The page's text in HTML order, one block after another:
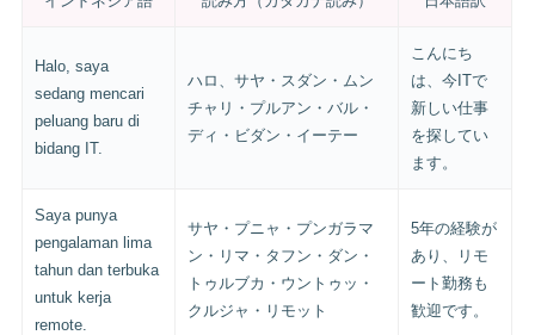
Halo, saya
sedang mencari
peluang baru di
bidang IT.
ハロ、サヤ・スダン・ムン
チャリ・プルアン・バル・
ディ・ビダン・イーテー
こんにち
は、今ITで
新しい仕事
を探してい
ます。
Saya punya
pengalaman lima
tahun dan terbuka
untuk kerja
remote.
サヤ・プニャ・プンガラマ
ン・リマ・タフン・ダン・
トゥルブカ・ウントゥッ・
クルジャ・リモット
5年の経験が
あり、リモ
ート勤務も
歓迎です。